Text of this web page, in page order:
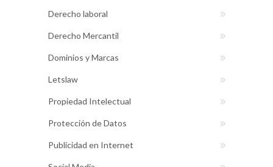
Derecho laboral
Derecho Mercantil
Dominios y Marcas
Letslaw
Propiedad Intelectual
Protección de Datos
Publicidad en Internet